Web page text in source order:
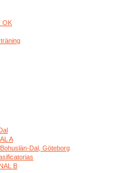
OK
A
Dal, Göteborg
B